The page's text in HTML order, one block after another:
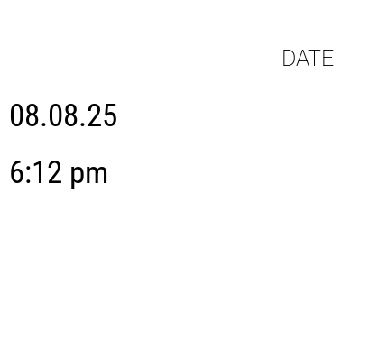
DATE
08.08.25
6:12 pm